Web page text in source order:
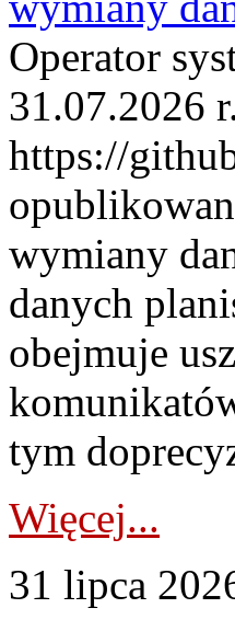
Operator
31.07.2026
https://
wymiany
danych
obejmuje
tym
Więcej...
31 lipca